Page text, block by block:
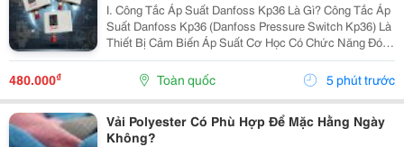
I. Công Tắc Áp Suất Danfoss Kp36 Là Gì? Công Tắc Áp
Suất Danfoss Kp36 (Danfoss Pressure Switch Kp36) Là
Thiết Bị Cảm Biến Áp Suất Cơ Học Có Chức Năng Đóng
Hoặc Ngắt Tiếp Điểm Điện Khi Áp Suất Đạt Đến Giá Trị
480.000₫ Toàn quốc 5 phút trước
Vải Polyester Có Phù Hợp Để Mặc Hằng Ngày
Không?